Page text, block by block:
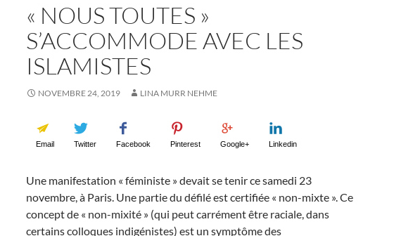
« NOUS TOUTES »
S’ACCOMMODE AVEC LES
ISLAMISTES
NOVEMBRE 24, 2019 LINA MURR NEHME
Email Twitter Facebook Pinterest Google+ Linkedin
Une manifestation « féministe » devait se tenir ce samedi 23
novembre, à Paris. Une partie du défilé est certifiée « non-mixte ». Ce
concept de « non-mixité » (qui peut carrément être raciale, dans
certains colloques indigénistes) est un symptôme des